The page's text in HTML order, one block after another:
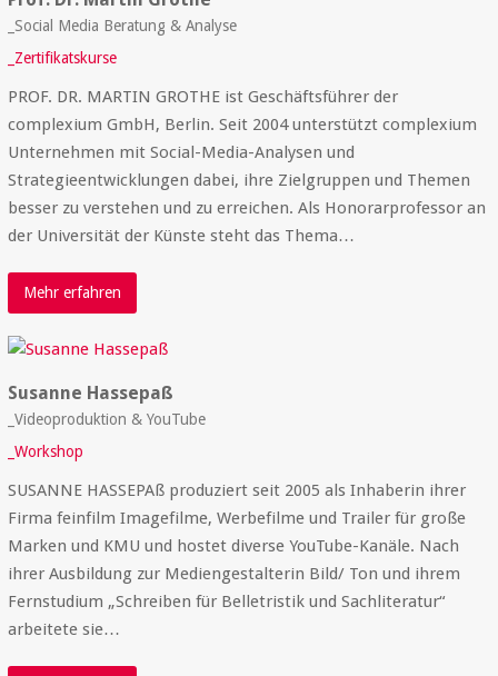
_Social Media Beratung & Analyse
_Zertifikatskurse
PROF. DR. MARTIN GROTHE ist Geschäftsführer der
complexium GmbH, Berlin. Seit 2004 unterstützt complexium
Unternehmen mit Social-Media-Analysen und
Strategieentwicklungen dabei, ihre Zielgruppen und Themen
besser zu verstehen und zu erreichen. Als Honorarprofessor an
der Universität der Künste steht das Thema…
Mehr erfahren
Susanne Hassepaß
_Videoproduktion & YouTube
_Workshop
SUSANNE HASSEPAß produziert seit 2005 als Inhaberin ihrer
Firma feinfilm Imagefilme, Werbefilme und Trailer für große
Marken und KMU und hostet diverse YouTube-Kanäle. Nach
ihrer Ausbildung zur Mediengestalterin Bild/ Ton und ihrem
Fernstudium „Schreiben für Belletristik und Sachliteratur“
arbeitete sie…